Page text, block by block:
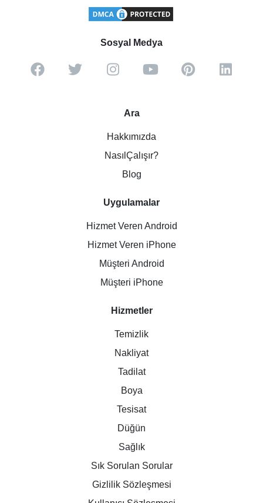
Sosyal Medya
Ara
Hakkımızda
NasılÇalışır?
Blog
Uygulamalar
Hizmet Veren Android
Hizmet Veren iPhone
Müşteri Android
Müşteri iPhone
Hizmetler
Temizlik
Nakliyat
Tadilat
Boya
Tesisat
Düğün
Sağlık
Sık Sorulan Sorular
Gizlilik Sözleşmesi